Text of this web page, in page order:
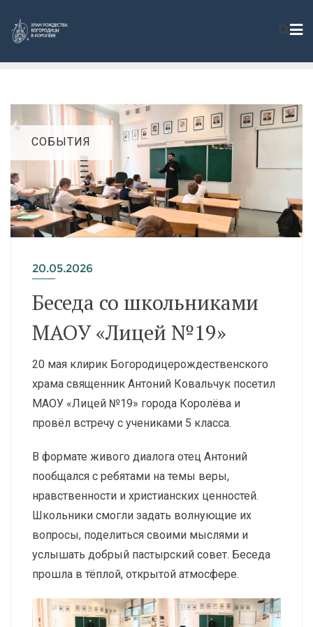
СОБЫТИЯ
20.05.2026
Беседа со школьниками
МАОУ «Лицей №19»
20 мая клирик Богородицерождественского
храма священник Антоний Ковальчук посетил
МАОУ «Лицей №19» города Королёва и
провёл встречу с учениками 5 класса.
В формате живого диалога отец Антоний
пообщался с ребятами на темы веры,
нравственности и христианских ценностей.
Школьники смогли задать волнующие их
вопросы, поделиться своими мыслями и
услышать добрый пастырский совет. Беседа
прошла в тёплой, открытой атмосфере.